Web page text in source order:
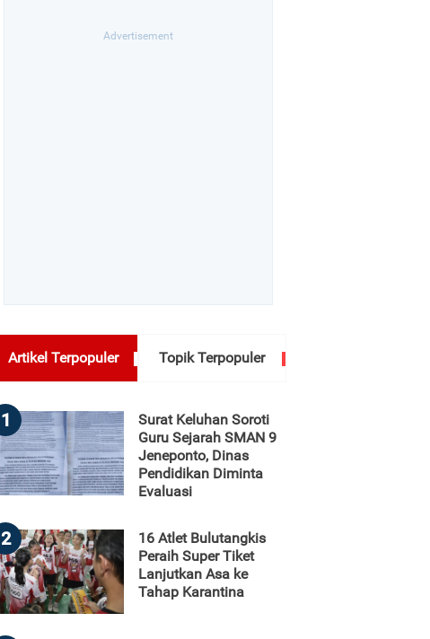
Artikel Terpopuler Topik Terpopuler
1
Surat Keluhan Soroti
Guru Sejarah SMAN 9
Jeneponto, Dinas
Pendidikan Diminta
Evaluasi
2
16 Atlet Bulutangkis
Peraih Super Tiket
Lanjutkan Asa ke
Tahap Karantina